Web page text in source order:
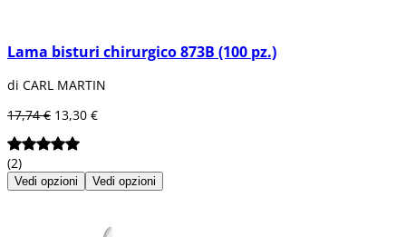
Lama bisturi chirurgico 873B (100 pz.)
di CARL MARTIN
17,74 € 13,30 €
(2)
Vedi opzioni Vedi opzioni